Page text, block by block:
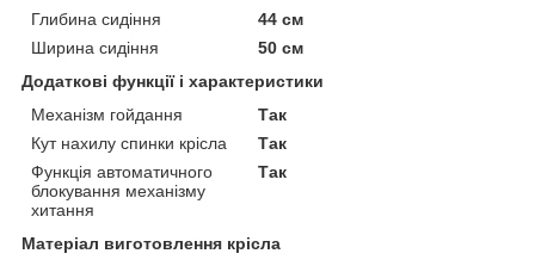
Глибина сидіння
44 см
Ширина сидіння
50 см
Додаткові функції і характеристики
Механізм гойдання
Так
Кут нахилу спинки крісла
Так
Функція автоматичного
блокування механізму
хитання
Так
Матеріал виготовлення крісла